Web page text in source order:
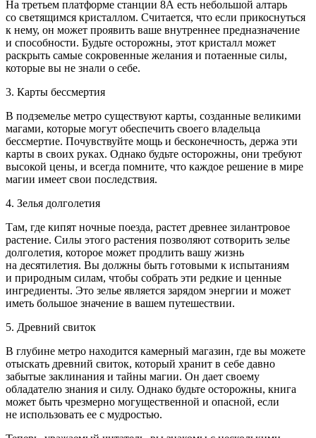
На третьем платформе станции 8А есть небольшой алтарь
со светящимся кристаллом. Считается, что если прикоснуться
к нему, он может проявить ваше внутреннее предназначение
и способности. Будьте осторожны, этот кристалл может
раскрыть самые сокровенные желания и потаенные силы,
которые вы не знали о себе.
3. Карты бессмертия
В подземелье метро существуют карты, созданные великими
магами, которые могут обеспечить своего владельца
бессмертие. Почувствуйте мощь и бесконечность, держа эти
карты в своих руках. Однако будьте осторожны, они требуют
высокой цены, и всегда помните, что каждое решение в мире
магии имеет свои последствия.
4. Зелья долголетия
Там, где кипят ночные поезда, растет древнее зилантровое
растение. Силы этого растения позволяют сотворить зелье
долголетия, которое может продлить вашу жизнь
на десятилетия. Вы должны быть готовыми к испытаниям
и природным силам, чтобы собрать эти редкие и ценные
ингредиенты. Это зелье является зарядом энергии и может
иметь большое значение в вашем путешествии.
5. Древний свиток
В глубине метро находится камерный магазин, где вы можете
отыскать древний свиток, который хранит в себе давно
забытые заклинания и тайны магии. Он дает своему
обладателю знания и силу. Однако будьте осторожны, книга
может быть чрезмерно могущественной и опасной, если
не использовать ее с мудростью.